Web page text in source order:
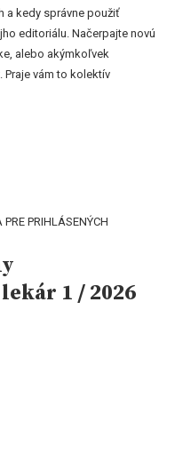
a kedy správne použiť
editoriálu. Načerpajte novú
alebo akýmkoľvek
Praje vám to kolektív
PRIHLÁSENÝCH
1 / 2026